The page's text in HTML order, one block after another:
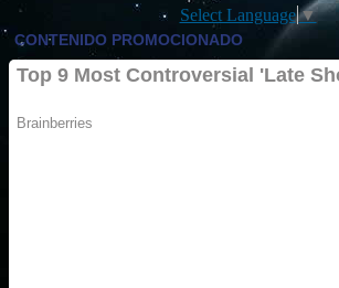
Select Language▼